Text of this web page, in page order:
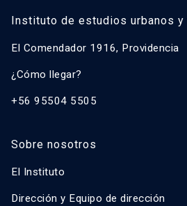
Instituto de estudios urbanos
El Comendador 1916, Providencia
¿Cómo llegar?
+56 95504 5505
Sobre nosotros
El Instituto
Dirección y Equipo de dirección